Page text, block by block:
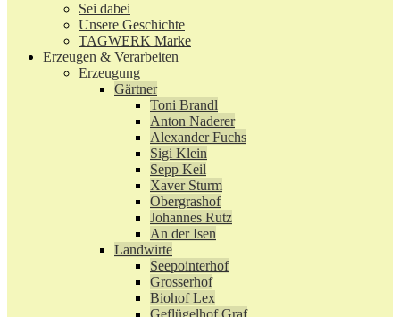
Sei dabei
Unsere Geschichte
TAGWERK Marke
Erzeugen & Verarbeiten
Erzeugung
Gärtner
Toni Brandl
Anton Naderer
Alexander Fuchs
Sigi Klein
Sepp Keil
Xaver Sturm
Obergrashof
Johannes Rutz
An der Isen
Landwirte
Seepointerhof
Grosserhof
Biohof Lex
Geflügelhof Graf